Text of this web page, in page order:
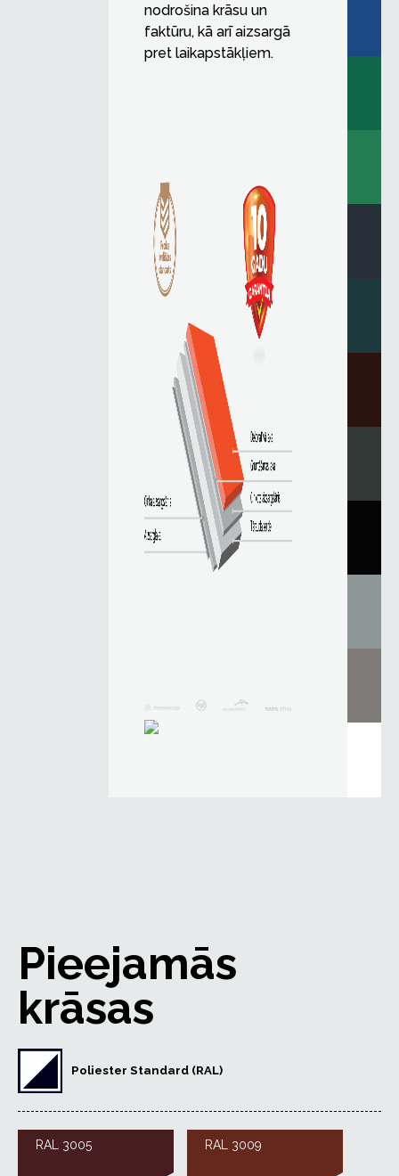
nodrošina krāsu un
faktūru, kā arī aizsargā
pret laikapstākļiem.
Pieejamās
krāsas
Poliester Standard (RAL)
RAL 3005 RAL 3009